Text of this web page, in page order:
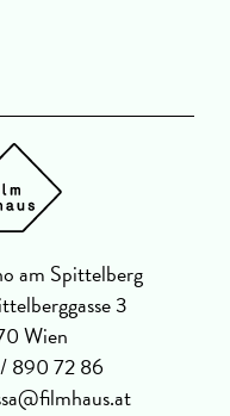
am Spittelberg
3
Wien
890 72 86